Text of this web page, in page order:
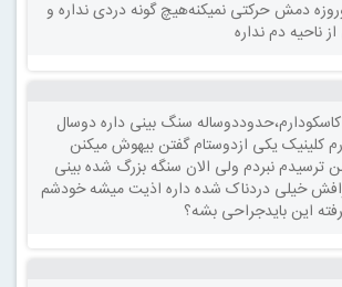
دمش حرکتی نمیکنه‌هیچ گونه دردی نداره و
ناحیه دم نداره
سنگ بینی داره دوسال
کلینیک یکی ازدوستام گفتن بیهوش میکنن
ترسیدم نبردم ولی الان سنگه بزرگ شده بینی
خیلی دردناک شده داره اذیت میشه خودشم
این بایدجراحی بشه؟